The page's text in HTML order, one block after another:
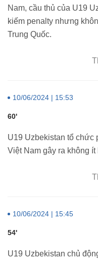
Nam, cầu thủ của U19
kiếm penalty nhưng
Trung Quốc.
10/06/2024 | 15:53
60'
U19 Uzbekistan tổ chức
Việt Nam gây ra không
10/06/2024 | 15:45
54'
U19 Uzbekistan chủ